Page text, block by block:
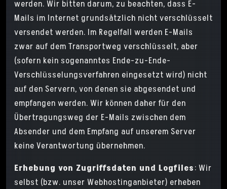
werden. Wir bitten darum, zu beachten, dass E-
Mails im Internet grundsätzlich nicht verschlüsselt
versendet werden. Im Regelfall werden E-Mails
zwar auf dem Transportweg verschlüsselt, aber
(sofern kein sogenanntes Ende-zu-Ende-
Verschlüsselungsverfahren eingesetzt wird) nicht
auf den Servern, von denen sie abgesendet und
empfangen werden. Wir können daher für den
Übertragungsweg der E-Mails zwischen dem
Absender und dem Empfang auf unserem Server
keine Verantwortung übernehmen.
Erhebung von Zugriffsdaten und Logfiles: Wir
selbst (bzw. unser Webhostinganbieter) erheben